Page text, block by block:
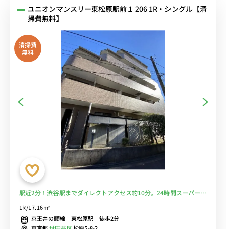
ユニオンマンスリー東松原駅前１ 206 1R・シングル【清
掃費無料】
清掃費
無料
駅近2分！渋谷駅までダイレクトアクセス約10分。24時間スーパーも
1R/17.16m²
京王井の頭線 東松原駅 徒歩2分